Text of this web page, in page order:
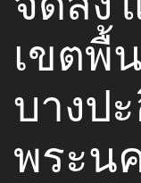
เขตพื้
บางป
พระน